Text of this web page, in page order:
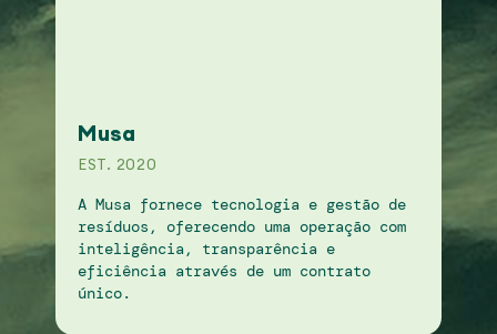
Musa
EST. 2020
A Musa fornece tecnologia e gestão de
resíduos, oferecendo uma operação com
inteligência, transparência e
eficiência através de um contrato
único.
A